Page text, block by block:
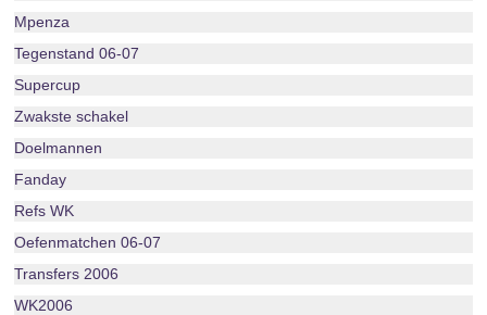
Mpenza
Tegenstand 06-07
Supercup
Zwakste schakel
Doelmannen
Fanday
Refs WK
Oefenmatchen 06-07
Transfers 2006
WK2006